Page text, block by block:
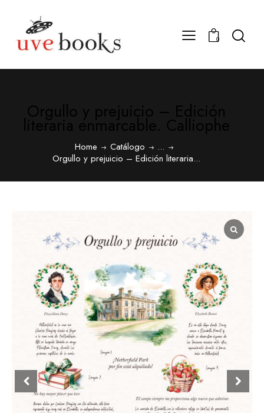
0
Home Catálogo
...
Orgullo y prejuicio – Edición literaria...